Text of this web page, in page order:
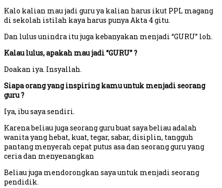
Kalo kalian mau jadi guru ya kalian harus ikut PPL magang
di sekolah istilah kaya harus punya Akta 4 gitu.
Dan lulus unindra itu juga kebanyakan menjadi “GURU” loh.
Kalau lulus, apakah mau jadi “GURU” ?
Doakan iya. Insyallah.
Siapa orang yang inspiring kamu untuk menjadi seorang
guru ?
Iya, ibu saya sendiri.
Karena beliau juga seorang guru buat saya beliau adalah
wanita yang hebat, kuat, tegar, sabar, disiplin, tangguh
pantang menyerah cepat putus asa dan seorang guru yang
ceria dan menyenangkan
Beliau juga mendorongkan saya untuk menjadi seorang
pendidik.